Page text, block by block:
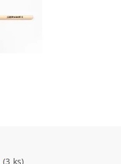
(3 ks)